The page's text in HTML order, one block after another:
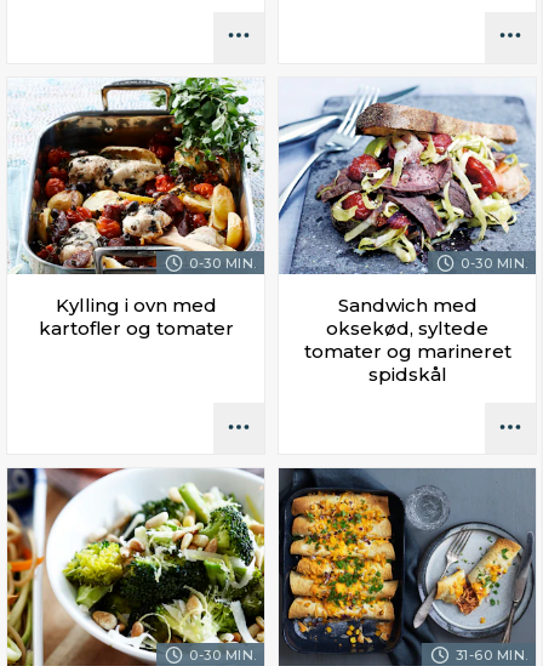
0-30 MIN.
Kylling i ovn med
kartofler og tomater
0-30 MIN.
Sandwich med
oksekød, syltede
tomater og marineret
spidskål
0-30 MIN. 31-60 MIN.